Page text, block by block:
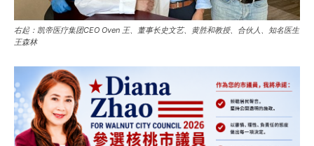
右起：凯帝医疗集团CEO Oven 王、董事长史文艺、黄胜和教授、合伙人、知名医生
王森林